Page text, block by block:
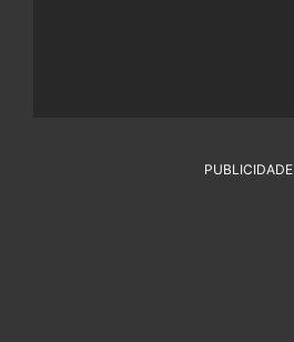
PUBLICIDADE